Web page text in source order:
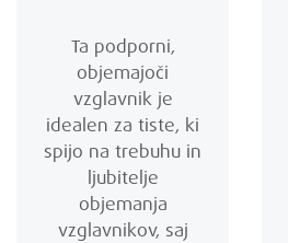
Ta podporni,
objemajoči
vzglavnik je
idealen za tiste, ki
spijo na trebuhu in
ljubitelje
objemanja
vzglavnikov, saj